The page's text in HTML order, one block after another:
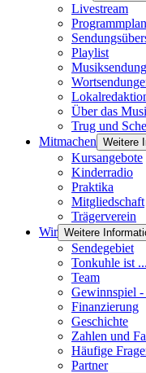
Livestream
Programmplan
Playlist
Über das
Trug und
Mitmachen Weitere
Kursangebote
Kinderradio
Praktika
Mitgliedschaft
Trägerverein
Wir Weitere
Sendegebiet
Tonkuhle ist ...
Team
Gewinnspiel -
Finanzierung
Geschichte
Zahlen und
Häufige
Partner